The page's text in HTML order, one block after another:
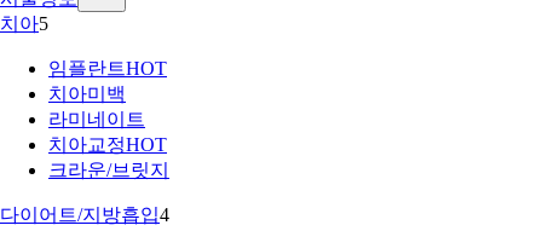
치아5
임플란트HOT
치아미백
라미네이트
치아교정HOT
크라운/브릿지
다이어트/지방흡입4